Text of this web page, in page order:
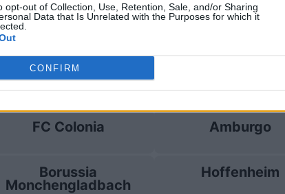
opt-out of Collection, Use, Retention, Sale, and/or Sharing
Data that Is Unrelated with the Purposes for which it
CONFIRM
SV Werder Bremen
FC Colonia
Borussia
Monchengladbach
Amburgo
Hoffenheim